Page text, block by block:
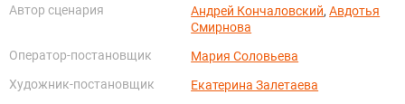
Автор сценария
Андрей Кончаловский,Авдотья
Смирнова
Оператор-постановщик
Мария Соловьева
Художник-постановщик
Екатерина Залетаева